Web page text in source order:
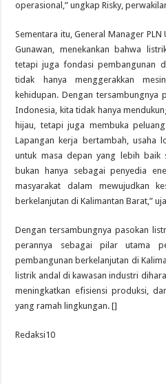
operasional,” ungkap Risky,
Sementara itu, General Manager
Gunawan, menekankan bahwa
tetapi juga fondasi pembangunan
tidak hanya menggerakkan
kehidupan. Dengan tersambungnya
Indonesia, kita tidak hanya
hijau, tetapi juga membuka
Lapangan kerja bertambah, usaha
untuk masa depan yang lebih baik
bukan hanya sebagai penyedia
masyarakat dalam mewujudkan
berkelanjutan di Kalimantan Barat,”
Dengan tersambungnya pasokan
perannya sebagai pilar utama
pembangunan berkelanjutan di
listrik andal di kawasan industri
meningkatkan efisiensi produksi,
yang ramah lingkungan. []
Redaksi10